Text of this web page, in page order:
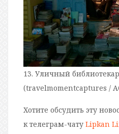
13. Уличный
(travelmomentcaptures /
Хотите обсудить эту
к телеграм-чату Lipkan